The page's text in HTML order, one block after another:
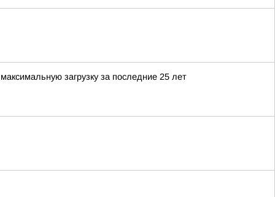
загрузку за последние 25 лет